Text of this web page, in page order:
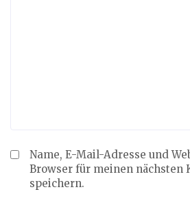
Name, E-Mail-Adresse und
Browser für meinen nächsten
speichern.